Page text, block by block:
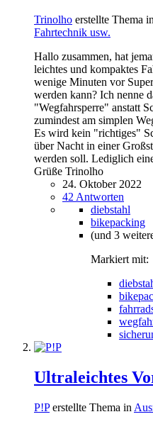
Trinolho erstellte Thema in
Fahrtechnik usw.
Hallo zusammen, hat
leichtes und kompaktes
wenige Minuten vor
werden kann? Ich nenne
"Wegfahrsperre" anstatt
zumindest am simplen
Es wird kein "richtiges"
über Nacht in einer
werden soll. Lediglich
Grüße Trinolho
24. Oktober 2022
42 Antworten
diebstahl
bikepacking
(und 3
Markiert mit:
Ultraleichtes
P!Perstellte Thema in